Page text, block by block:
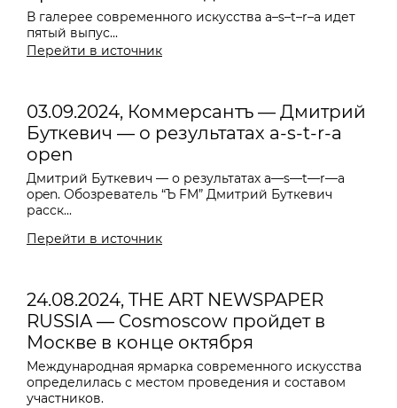
В галерее современного искусства a–s–t–r–a идет
пятый выпус...
Перейти в источник
03.09.2024, Коммерсантъ — Дмитрий
Буткевич — о результатах a-s-t-r-a
open
Дмитрий Буткевич — о результатах a—s—t—r—a
open. Обозреватель “Ъ FM” Дмитрий Буткевич
расск...
Перейти в источник
24.08.2024, THE ART NEWSPAPER
RUSSIA — Cosmoscow пройдет в
Москве в конце октября
Международная ярмарка современного искусства
определилась с местом проведения и составом
участников.